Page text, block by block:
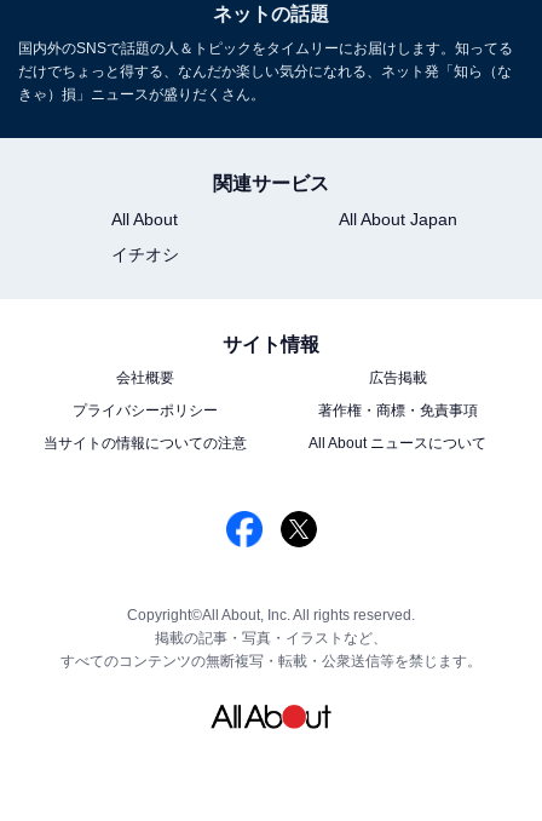
ネットの話題
国内外のSNSで話題の人＆トピックをタイムリーにお届けします。知ってる
だけでちょっと得する、なんだか楽しい気分になれる、ネット発「知ら（な
きゃ）損」ニュースが盛りだくさん。
関連サービス
All About
All About Japan
イチオシ
サイト情報
会社概要
広告掲載
プライバシーポリシー
著作権・商標・免責事項
当サイトの情報についての注意
All About ニュースについて
Copyright©All About, Inc. All rights reserved.
掲載の記事・写真・イラストなど、
すべてのコンテンツの無断複写・転載・公衆送信等を禁じます。